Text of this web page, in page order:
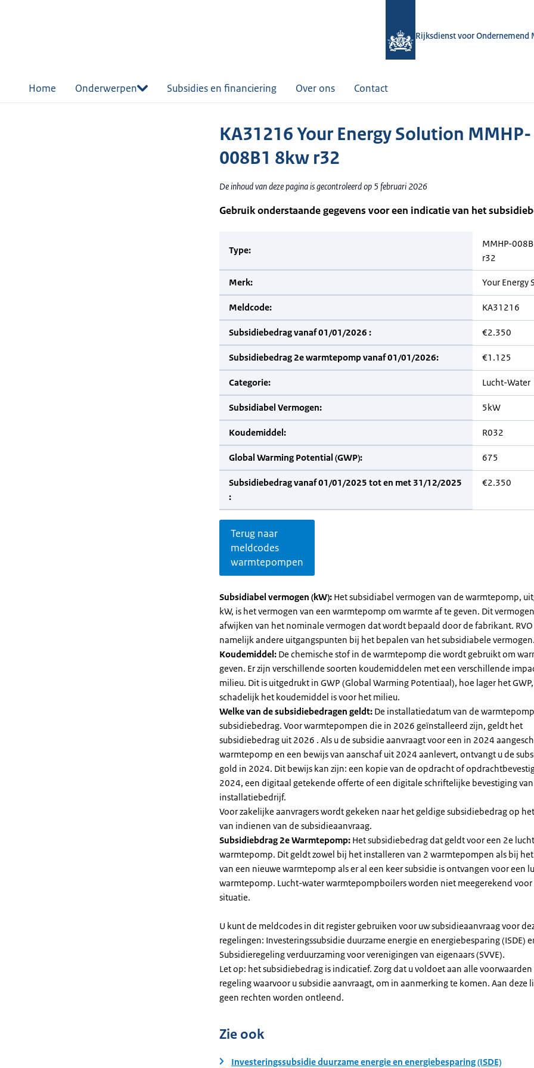
Rijksdienst voor Ondernemend
Home Onderwerpen Subsidies en financiering Over ons Contact
KA31216 Your Energy Solution MMHP-
008B1 8kw r32
De inhoud van deze pagina is gecontroleerd op 5 februari 2026
Gebruik onderstaande gegevens voor een indicatie van het
Type:
MMHP-
r32
Merk: Your Energy
Meldcode: KA31216
Subsidiebedrag vanaf 01/01/2026 : €2.350
Subsidiebedrag 2e warmtepomp vanaf 01/01/2026: €1.125
Categorie: Lucht-Water
Subsidiabel Vermogen: 5kW
Koudemiddel: R032
Global Warming Potential (GWP): 675
Subsidiebedrag vanaf 01/01/2025 tot en met 31/12/2025
:
€2.350
Terug naar
meldcodes
warmtepompen
Subsidiabel vermogen (kW): Het subsidiabel vermogen van de warmtepomp,
kW, is het vermogen van een warmtepomp om warmte af te geven. Dit
afwijken van het nominale vermogen dat wordt bepaald door de fabrikant.
namelijk andere uitgangspunten bij het bepalen van het subsidiabele vermogen.
Koudemiddel: De chemische stof in de warmtepomp die wordt gebruikt om
geven. Er zijn verschillende soorten koudemiddelen met een verschillende
milieu. Dit is uitgedrukt in GWP (Global Warming Potentiaal), hoe lager het
schadelijk het koudemiddel is voor het milieu.
Welke van de subsidiebedragen geldt: De installatiedatum van de
subsidiebedrag. Voor warmtepompen die in 2026 geïnstalleerd zijn, geldt het
subsidiebedrag uit 2026 . Als u de subsidie aanvraagt voor een in 2024
warmtepomp en een bewijs van aanschaf uit 2024 aanlevert, ontvangt u de
gold in 2024. Dit bewijs kan zijn: een kopie van de opdracht of
2024, een digitaal getekende offerte of een digitale schriftelijke bevestiging
installatiebedrijf.
Voor zakelijke aanvragers wordt gekeken naar het geldige subsidiebedrag op
van indienen van de subsidieaanvraag.
Subsidiebdrag 2e Warmtepomp: Het subsidiebedrag dat geldt voor een 2e
warmtepomp. Dit geldt zowel bij het installeren van 2 warmtepompen als bij
van een nieuwe warmtepomp als er al een keer subsidie is ontvangen voor een
warmtepomp. Lucht-water warmtepompboilers worden niet meegerekend voor
situatie.
U kunt de meldcodes in dit register gebruiken voor uw subsidieaanvraag voor
regelingen: Investeringssubsidie duurzame energie en energiebesparing (ISDE)
Subsidieregeling verduurzaming voor verenigingen van eigenaars (SVVE).
Let op: het subsidiebedrag is indicatief. Zorg dat u voldoet aan alle voorwaarden
regeling waarvoor u subsidie aanvraagt, om in aanmerking te komen. Aan deze
geen rechten worden ontleend.
Zie ook
Investeringssubsidie duurzame energie en energiebesparing (ISDE)